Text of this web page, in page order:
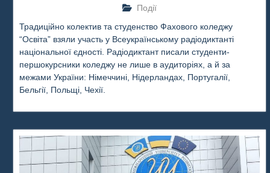
Події
Традиційно колектив та студенство Фахового коледжу
“Освіта” взяли участь у Всеукраїнському радіодиктанті
національної єдності. Радіодиктант писали студенти-
першокурсники коледжу не лише в аудиторіях, а й за
межами України: Німеччині, Нідерландах, Португалії,
Бельгії, Польщі, Чехії.